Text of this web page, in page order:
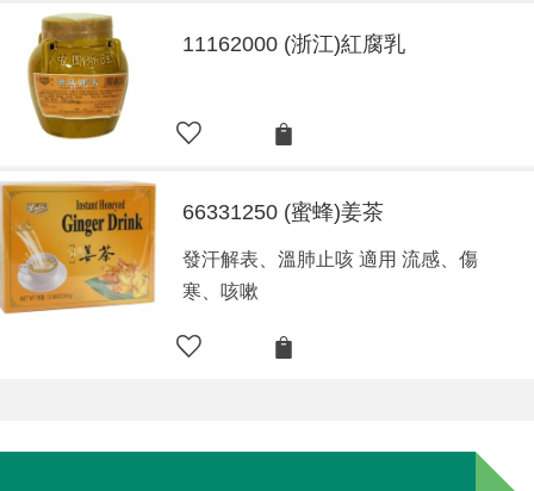
11162000 (浙江)紅腐乳
66331250 (蜜蜂)姜茶
發汗解表、溫肺止咳 適用 流感、傷
寒、咳嗽